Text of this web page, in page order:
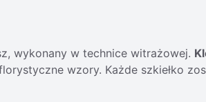
wykonany w technice witrażowej.
wzory. Każde szkiełko